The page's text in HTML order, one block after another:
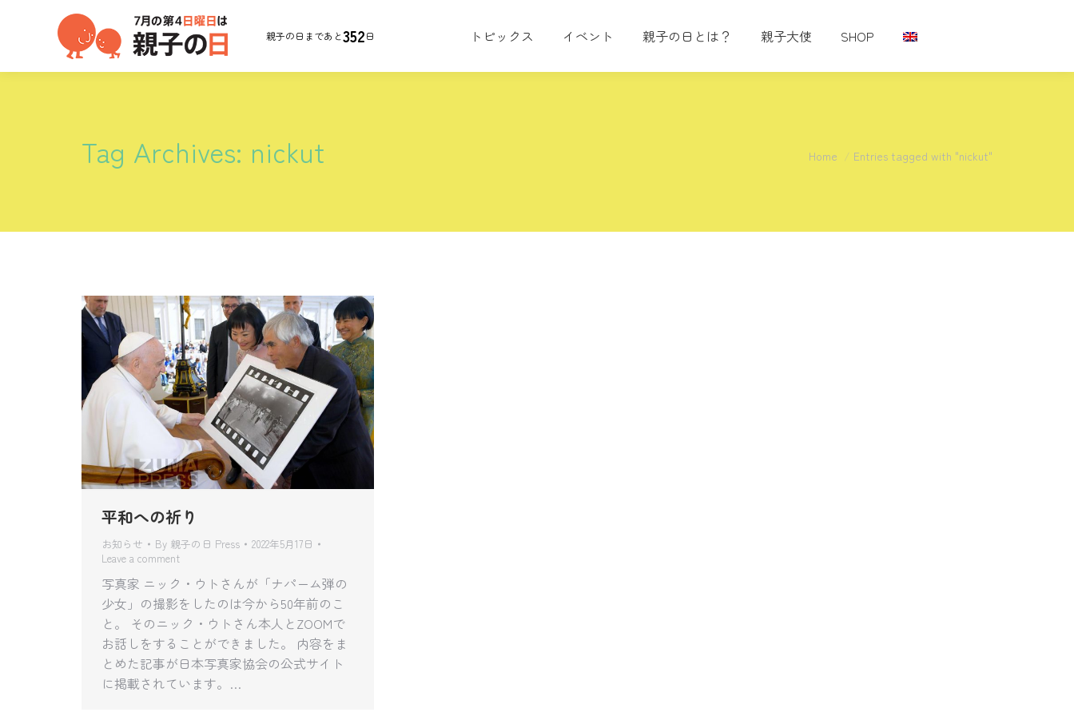
親子の日まであと352日 トピックス イベント 親子の日とは？ 親子大使 SHOP
Tag Archives: nickut You are here:
Home Entries tagged with "nickut"
平和への祈り
お知らせ By 親子の日 Press
2022年5月17日
Leave a comment
写真家 ニック・ウトさんが「ナパーム弾の
少女」の撮影をしたのは今から50年前のこ
と。 そのニック・ウトさん本人とZOOMで
お話しをすることができました。 内容をま
とめた記事が日本写真家協会の公式サイト
に掲載されています。…